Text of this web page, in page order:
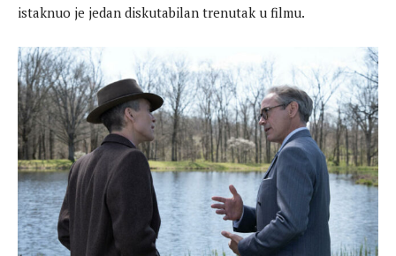
istaknuo je jedan diskutabilan trenutak u filmu.